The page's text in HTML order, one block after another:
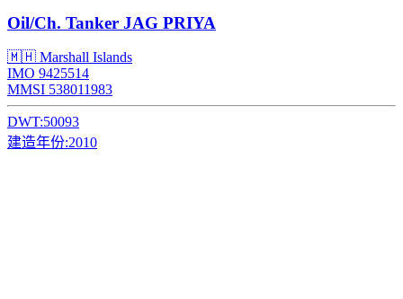
Oil/Ch. Tanker JAG PRIYA
🇲🇭 Marshall Islands
IMO 9425514
MMSI 538011983
DWT:50093
建造年份:2010